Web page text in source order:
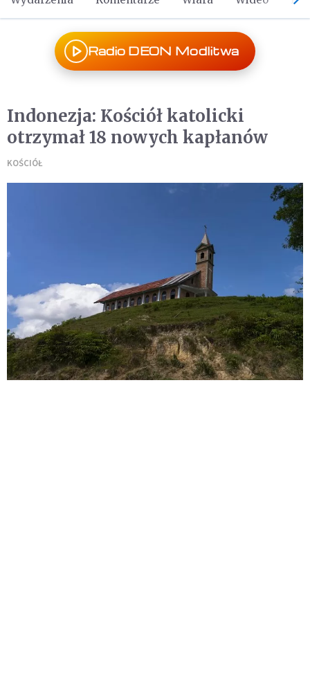
Radio DEON Modlitwa
Indonezja: Kościół katolicki
otrzymał 18 nowych kapłanów
KOŚCIÓŁ